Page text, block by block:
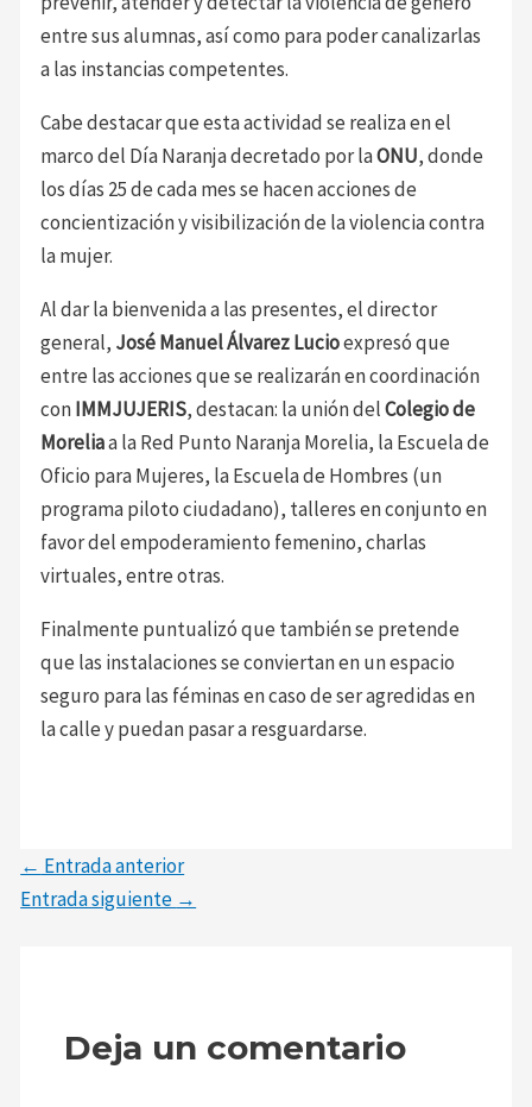
entre sus alumnas, así como para poder canalizarlas
a las instancias competentes.
Cabe destacar que esta actividad se realiza en el
marco del Día Naranja decretado por laONU, donde
los días 25 de cada mes se hacen acciones de
concientización y visibilización de la violencia contra
la mujer.
Al dar la bienvenida a las presentes, el director
general, José Manuel Álvarez Lucioexpresó que
entre las acciones que se realizarán en coordinación
conIMMJUJERIS, destacan: la unión delColegio de
Moreliaa la Red Punto Naranja Morelia, la Escuela de
Oficio para Mujeres, la Escuela de Hombres (un
programa piloto ciudadano), talleres en conjunto en
favor del empoderamiento femenino, charlas
virtuales, entre otras.
Finalmente puntualizó que también se pretende
que las instalaciones se conviertan en un espacio
seguro para las féminas en caso de ser agredidas en
la calle y puedan pasar a resguardarse.
← Entrada anterior
Entrada siguiente →
Deja un comentario